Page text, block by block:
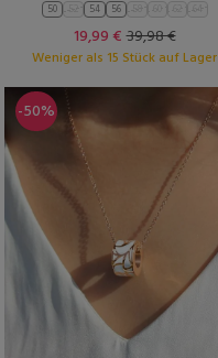
50 54 56
19,99 €39,98 €
Weniger als 15 Stück auf Lager
-50%